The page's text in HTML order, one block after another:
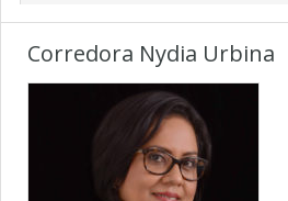
Corredora Nydia Urbina